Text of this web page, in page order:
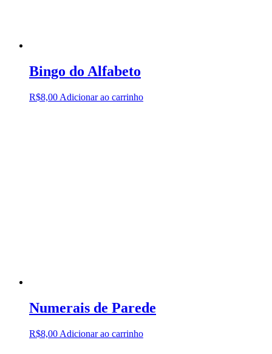
Bingo do Alfabeto
R$8,00 Adicionar ao carrinho
Numerais de Parede
R$8,00 Adicionar ao carrinho